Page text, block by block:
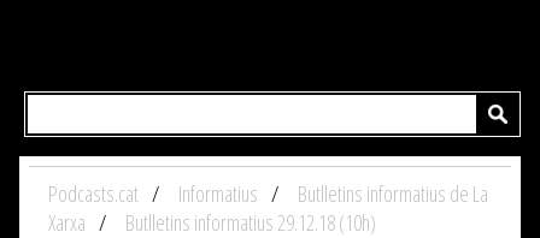
Podcasts.cat Informatius
Butlletins informatius de La
Xarxa
Butlletins informatius 29.12.18 (10h)